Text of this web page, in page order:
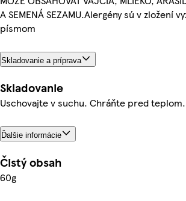
A SEMENÁ SEZAMU.Alergény sú v zložení
písmom
Skladovanie a príprava
Skladovanie
Uschovajte v suchu. Chráňte pred teplom.
Ďalšie informácie
Čistý obsah
60g